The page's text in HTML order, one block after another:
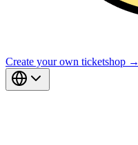
Create your own ticketshop →